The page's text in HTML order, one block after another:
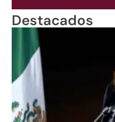
Destacados